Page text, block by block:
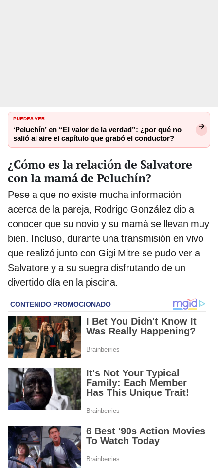
PUEDES VER:
‘Peluchín’ en “El valor de la verdad”: ¿por qué no
salió al aire el capítulo que grabó el conductor?
¿Cómo es la relación de Salvatore
con la mamá de Peluchín?
Pese a que no existe mucha información
acerca de la pareja, Rodrigo González dio a
conocer que su novio y su mamá se llevan muy
bien. Incluso, durante una transmisión en vivo
que realizó junto con Gigi Mitre se pudo ver a
Salvatore y a su suegra disfrutando de un
divertido día en la piscina.